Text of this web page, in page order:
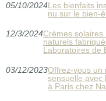
05/10/2024Les bienfaits
nu sur le bien-
12/3/2024Crèmes
naturels
Laboratoires de
03/12/2023Offrez-vous un
sensuelle avec
à Paris chez